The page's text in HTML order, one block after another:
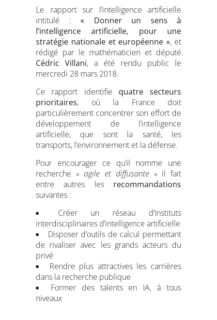
Le rapport sur l’intelligence artificielle
intitulé : « Donner un sens à
l’intelligence artificielle, pour une
stratégie nationale et européenne », et
rédigé par le mathématicien et député
Cédric Villani, a été rendu public le
mercredi 28 mars 2018.
Ce rapport identifie quatre secteurs
prioritaires, où la France doit
particulièrement concentrer son effort de
développement de l’intelligence
artificielle, que sont la santé, les
transports, l’environnement et la défense.
Pour encourager ce qu’il nomme une
recherche «agile et diffusante» il fait
entre autres les recommandations
suivantes :
Créer un réseau d’Instituts
interdisciplinaires d’intelligence artificielle
Disposer d’outils de calcul permettant
de rivaliser avec les grands acteurs du
privé
Rendre plus attractives les carrières
dans la recherche publique
Former des talents en IA, à tous
niveaux